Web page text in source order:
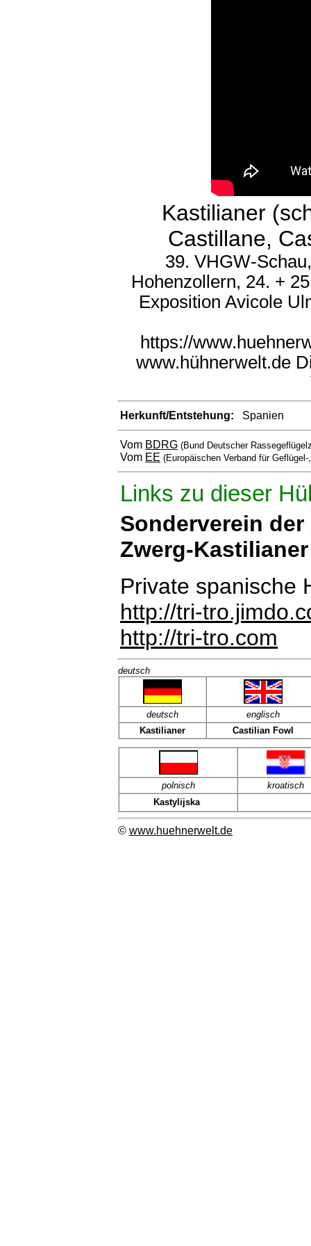
Kastilianer
Castillane,
39. VHGW-
Hohenzollern, 24. +
Exposition Avicole
https://
www.hühnerwelt.de
Herkunft/Entstehung: Spanien
Vom BDRG (Bund Deutscher
Vom EE (Europäischen Verband für
Links zu dieser
Sonderverein
Zwerg-
Private spanische
http://tri-
http://tri-tro.com
deutsch
deutsch
englisch
Kastilianer
Castilian Fowl
polnisch
kroatisch
Kastylijska
© www.huehnerwelt.de